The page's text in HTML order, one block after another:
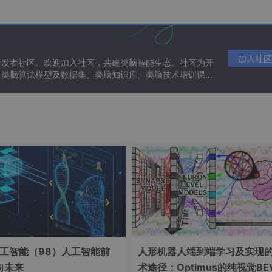
事先未知时控制机器人机械手。遗憾的是，目前的自适应
纵器的动力学，并且无法保证学习性能收敛。本文提出的方法
且明显实现了更好的学习性能。仿真算例表明，与传统格方案
规模缩小了<>倍
性;3）一般来说，RBFNN所需的隐藏节点数量是巨大的。本
控制器，以适当地解决上述缺点。通过 K 均值算法计算的隐
满足周期性参考轨迹的PE条件。所有隐藏节点的权重将收敛
现了更好的逼近能力。拟议的控制方案具有与...
，增量式PID计算相邻时刻控制量的差值（Δu），通过累积增
累风险。其离散化公式为：
者社区。欢迎加入社区，共建类脑智能生态。社区为开
脑算法模型及数据集、类脑知识库、类脑技术培训课程
加入社区
智能（98）人工智能前
未来
人形机器人端到端学习及实现
术途径：Optimus的纯视觉